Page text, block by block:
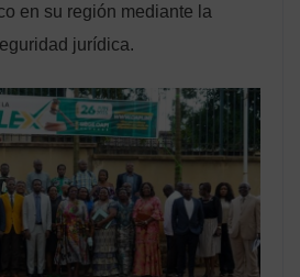
en su región mediante la
jurídica.